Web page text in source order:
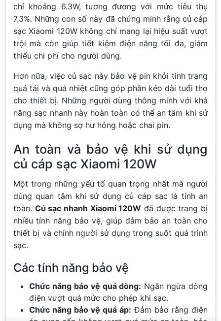
chỉ khoảng 6.3W, tương đương với mức tiêu thụ
7.3%. Những con số này đã chứng minh rằng củ cáp
sạc Xiaomi 120W không chỉ mang lại hiệu suất vượt
trội mà còn giúp tiết kiệm điện năng tối đa, giảm
thiểu chi phí cho người dùng.
Hơn nữa, việc củ sạc này bảo vệ pin khỏi tình trạng
quá tải và quá nhiệt cũng góp phần kéo dài tuổi thọ
cho thiết bị. Những người dùng thông minh với khả
năng sạc nhanh này hoàn toàn có thể an tâm khi sử
dụng mà không sợ hư hỏng hoặc chai pin.
An toàn và bảo vệ khi sử dụng
củ cáp sạc Xiaomi 120W
Một trong những yếu tố quan trọng nhất mà người
dùng quan tâm khi sử dụng củ cáp sạc là tính an
toàn. Củ sạc nhanh Xiaomi 120W đã được trang bị
nhiều tính năng bảo vệ, giúp đảm bảo an toàn cho
thiết bị và chính người sử dụng trong suốt quá trình
sạc.
Các tính năng bảo vệ
Chức năng bảo vệ quá dòng: Ngăn ngừa dòng
điện vượt quá mức cho phép khi sạc.
Chức năng bảo vệ quá áp: Đảm bảo rằng điện